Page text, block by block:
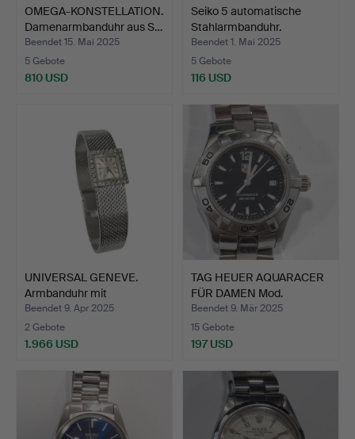
OMEGA-KONSTELLATION.
Damenarmbanduhr aus S…
Beendet 15. Mai 2025
5 Gebote
810 USD
Seiko 5 automatische
Stahlarmbanduhr.
Beendet 1. Mai 2025
5 Gebote
116 USD
UNIVERSAL GENEVE.
Armbanduhr mit
Armbänder…
Beendet 9. Apr 2025
2 Gebote
1.966 USD
TAG HEUER AQUARACER
FÜR DAMEN Mod.
WAF1410.
Beendet 9. Mär 2025
15 Gebote
197 USD